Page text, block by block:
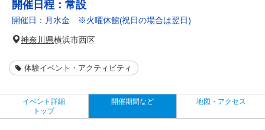
開催日程： 常設
開催日：月水金 ※火曜休館(祝日の場合は翌日)
神奈川県横浜市西区
体験イベント・アクティビティ
イベント詳細
トップ
開催期間など 地図・アクセス